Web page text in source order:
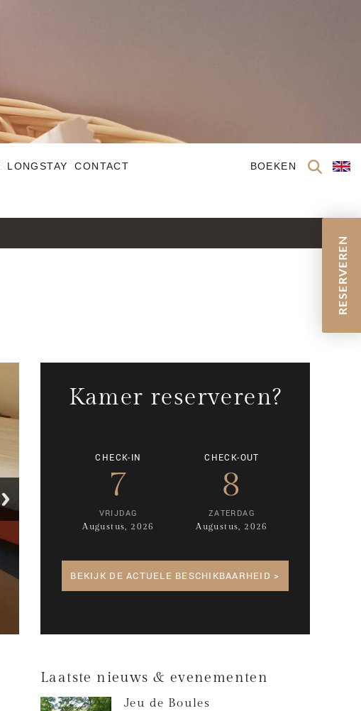
BOEKEN
LONGSTAY CONTACT
Kamer reserveren?
CHECK-IN
7
VRIJDAG
Augustus, 2026
CHECK-OUT
8
ZATERDAG
Augustus, 2026
BEKIJK DE ACTUELE BESCHIKBAARHEID >
Laatste nieuws & evenementen
Jeu de Boules
RESERVEREN